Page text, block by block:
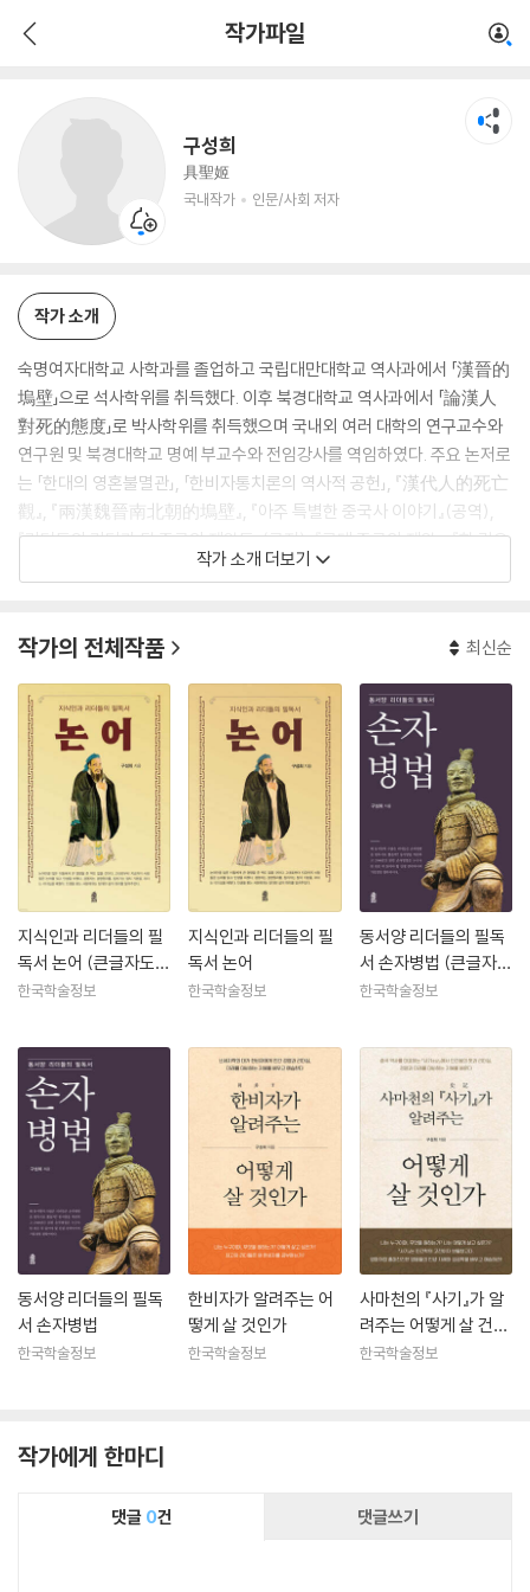
작가파일
구성희
具聖姬
국내작가
인문/사회 저자
인문/사회 저자
작가 소개
숙명여자대학교 사학과를 졸업하고 국립대만대학교 역사과에서 「漢晉的
塢壁」으로 석사학위를 취득했다. 이후 북경대학교 역사과에서 「論漢人
對死的態度」로 박사학위를 취득했으며 국내외 여러 대학의 연구교수와
연구원 및 북경대학교 명예 부교수와 전임강사를 역임하였다. 주요 논저로
는 「한대의 영혼불멸관」, 「한비자통치론의 역사적 공헌」, 『漢代人的死亡
觀』, 『兩漢魏晉南北朝的塢壁』, 『아주 특별한 중국사 이야기』(공역),
『리더들의 리더가 된 중국의 제왕들』(공저), 『고대 중국의 제왕』, 『한 권으
로 읽는 중국여성사』, 『중국여성을 말하다 - 가려진 중국여성의 생활사』,
천의 사기史記가 알려주는 어떻게 살 것인가』 외 다수의 논문이 있다.
작가 소개 더보기
작가의 전체작품 최신순
지식인과 리더들의 필
독서 논어 (큰글자도
서)
한국학술정보
지식인과 리더들의 필
독서 논어
한국학술정보
동서양 리더들의 필독
서 손자병법 (큰글자도
서)
한국학술정보
동서양 리더들의 필독
서 손자병법
한국학술정보
한비자가 알려주는 어
떻게 살 것인가
한국학술정보
사마천의 『사기』가 알
려주는 어떻게 살 건인
가 (큰글자도서)
한국학술정보
작가에게 한마디
댓글 0건 댓글쓰기